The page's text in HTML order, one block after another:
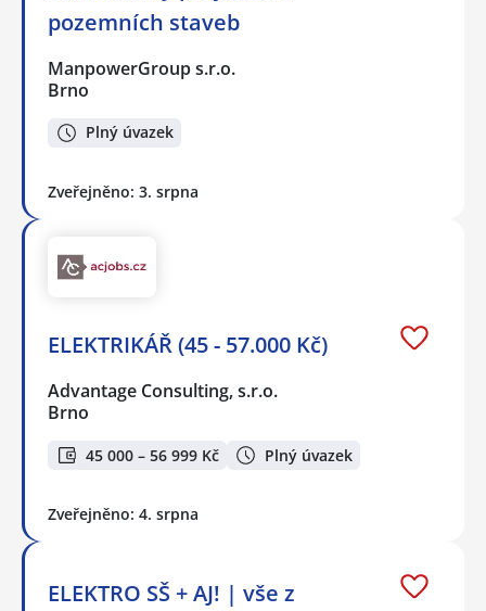
pozemních staveb
ManpowerGroup s.r.o.
Brno
Plný úvazek
Zveřejněno: 3. srpna
ELEKTRIKÁŘ (45 - 57.000 Kč)
Advantage Consulting, s.r.o.
Brno
45 000 – 56 999 Kč Plný úvazek
Zveřejněno: 4. srpna
ELEKTRO SŠ + AJ! | vše z